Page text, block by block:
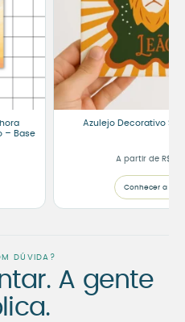
– Base
Azulejo Decorativo
A partir de R$
Conhecer a
DÚVIDA?
A gente